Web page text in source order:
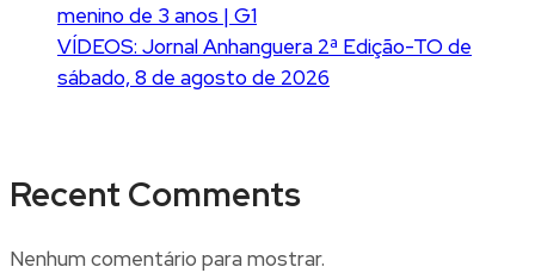
menino de 3 anos | G1
VÍDEOS: Jornal Anhanguera 2ª Edição-TO de
sábado, 8 de agosto de 2026
Recent Comments
Nenhum comentário para mostrar.